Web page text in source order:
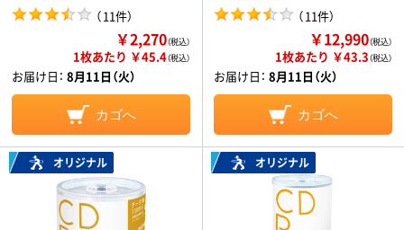
（11件）
￥2,270（税込）
1枚あたり ￥45.4（税込）
お届け日： 8月11日（火）
カゴへ
（11件）
￥12,990（税込）
1枚あたり ￥43.3（税込）
お届け日： 8月11日（火）
カゴへ
オリジナル オリジナル